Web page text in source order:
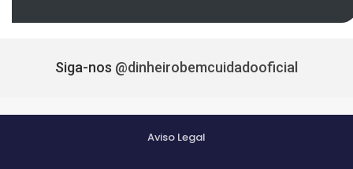
Siga-nos @dinheirobemcuidadooficial
Aviso Legal